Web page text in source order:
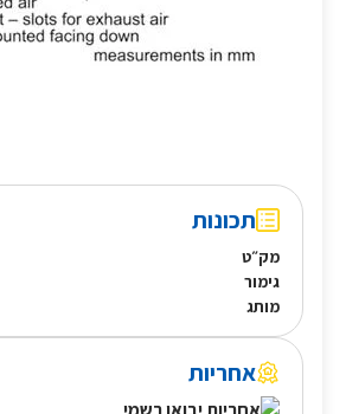
תכונות
מק״ט
גימור
מותג
אחריות